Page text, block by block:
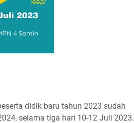
didik baru tahun 2023 sudah
selama tiga hari 10-12 Juli 2023.